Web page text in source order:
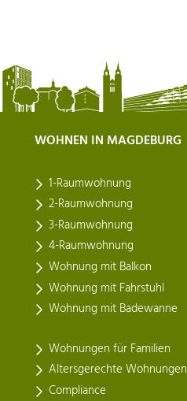
WOHNEN IN MAGDEBURG
1-Raumwohnung
2-Raumwohnung
3-Raumwohnung
4-Raumwohnung
Wohnung mit Balkon
Wohnung mit Fahrstuhl
Wohnung mit Badewanne
Wohnungen für Familien
Altersgerechte Wohnungen
Compliance